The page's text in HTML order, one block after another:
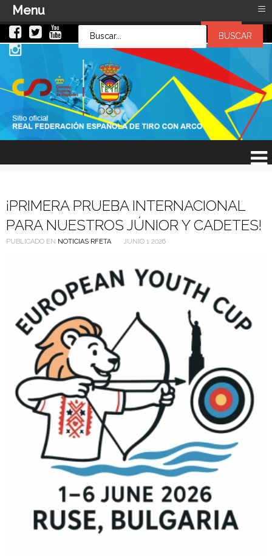
¡PRIMERA PRUEBA INTERNACIONAL
PARA NUESTROS JÚNIOR Y CADETES!
PUBLICADO EN NOTICIAS RFETA JUNIO 1 2026
LOG INOR
Contraseña
Recuérdeme
Menu ≡